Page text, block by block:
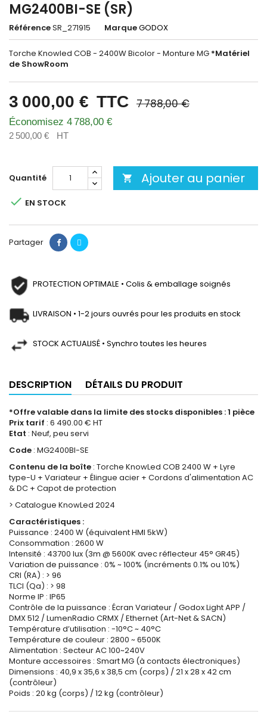
MG2400BI-SE (SR)
RéférenceSR_271915 MarqueGODOX
Torche Knowled COB - 2400W Bicolor - Monture MG *Matériel
de ShowRoom
3 000,00 € TTC 7 788,00 €
Économisez 4 788,00 €
2 500,00 € HT
Quantité  Ajouter au panier
 EN STOCK
Partager
PROTECTION OPTIMALE • Colis & emballage soignés
LIVRAISON • 1-2 jours ouvrés pour les produits en stock
STOCK ACTUALISÉ • Synchro toutes les heures
DESCRIPTION DÉTAILS DU PRODUIT
*Offre valable dans la limite des stocks disponibles : 1 pièce
Prix tarif : 6 490.00 € HT
Etat : Neuf, peu servi
Code : MG2400BI-SE
Contenu de la boîte : Torche KnowLed COB 2400 W + Lyre
type-U + Variateur + Élingue acier + Cordons d'alimentation AC
& DC + Capot de protection
> Catalogue KnowLed 2024
Caractéristiques :
Puissance : 2400 W (équivalent HMI 5kW)
Consommation : 2600 W
Intensité : 43700 lux (3m @ 5600K avec réflecteur 45° GR45)
Variation de puissance : 0% ~ 100% (incréments 0.1% ou 10%)
CRI (RA) : > 96
TLCI (Qa) : > 98
Norme IP : IP65
Contrôle de la puissance : Écran Variateur / Godox Light APP /
DMX 512 / LumenRadio CRMX / Ethernet (Art-Net & SACN)
Température d’utilisation : -10°C ~ 40°C
Température de couleur : 2800 ~ 6500K
Alimentation : Secteur AC 100~240V
Monture accessoires : Smart MG (à contacts électroniques)
Dimensions : 40,9 x 35,6 x 38,5 cm (corps) / 21 x 28 x 42 cm
(contrôleur)
Poids : 20 kg (corps) / 12 kg (contrôleur)